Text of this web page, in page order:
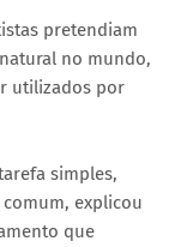
pretendiam
no mundo,
utilizados por
simples,
explicou
que